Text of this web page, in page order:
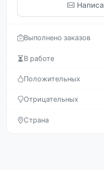
Выполнено заказов
В работе
Положительных
Отрицательных
Страна